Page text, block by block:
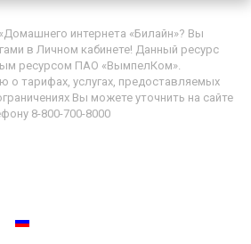
интернета «Билайн»? Вы
в Личном кабинете! Данный ресурс
ресурсом ПАО «ВымпелКом».
тарифах, услугах, предоставляемых
Вы можете уточнить на сайте
8-800-700-8000